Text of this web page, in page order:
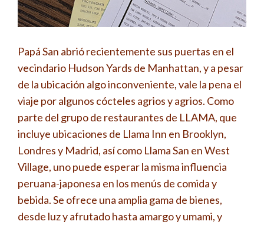
Papá San abrió recientemente sus puertas en el
vecindario Hudson Yards de Manhattan, y a pesar
de la ubicación algo inconveniente, vale la pena el
viaje por algunos cócteles agrios y agrios. Como
parte del grupo de restaurantes de LLAMA, que
incluye ubicaciones de Llama Inn en Brooklyn,
Londres y Madrid, así como Llama San en West
Village, uno puede esperar la misma influencia
peruana-japonesa en los menús de comida y
bebida. Se ofrece una amplia gama de bienes,
desde luz y afrutado hasta amargo y umami, y